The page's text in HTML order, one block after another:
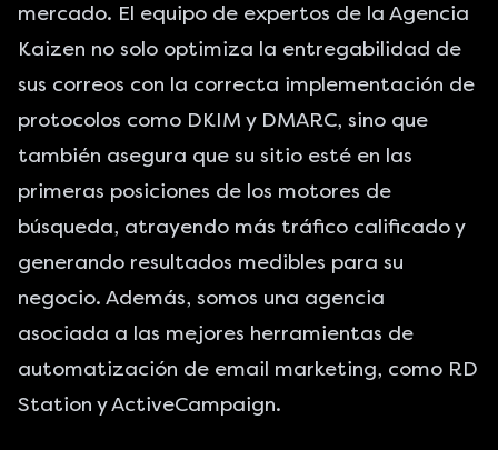
mercado. El equipo de expertos de la Agencia
Kaizen no solo optimiza la entregabilidad de
sus correos con la correcta implementación de
protocolos como DKIM y DMARC, sino que
también asegura que su sitio esté en las
primeras posiciones de los motores de
búsqueda, atrayendo más tráfico calificado y
generando resultados medibles para su
negocio. Además, somos una agencia
asociada a las mejores herramientas de
automatización de email marketing, como RD
Station yActiveCampaign.